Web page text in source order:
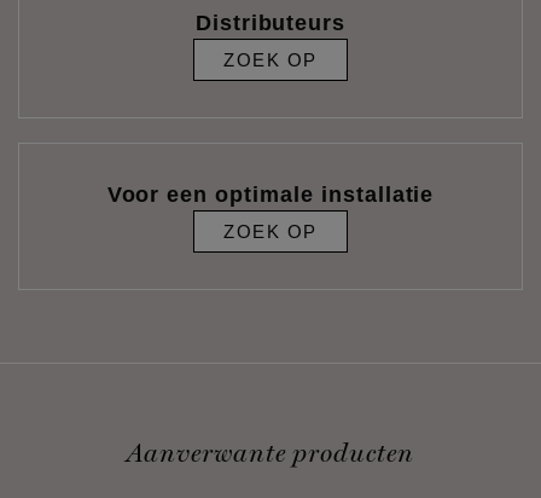
Distributeurs
ZOEK OP
Voor een optimale installatie
ZOEK OP
Aanverwante producten